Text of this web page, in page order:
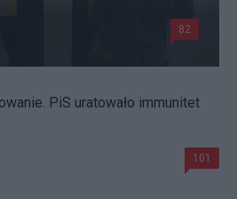
82
PiS uratowało immunitet
101